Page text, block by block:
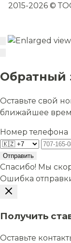
2015-2026 ©
Обратный
Оставьте свой
ближайшее
Номер телефона
Отправить
Спасибо! Мы
Ошибка
Получить
Оставьте